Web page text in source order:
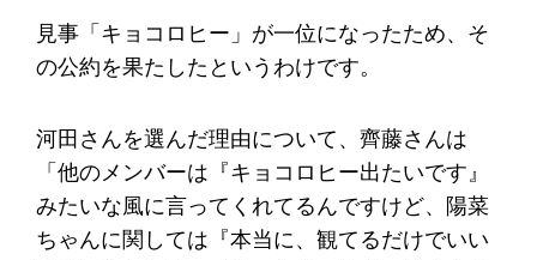
見事「キョコロヒー」が一位になったため、そ
の公約を果たしたというわけです。
河田さんを選んだ理由について、齊藤さんは
「他のメンバーは『キョコロヒー出たいです』
みたいな風に言ってくれてるんですけど、陽菜
ちゃんに関しては『本当に、観てるだけでいい